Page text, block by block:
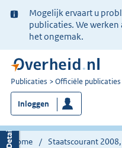
Ter
informatie:
Mogelijk ervaart u
publicaties. We werken
het ongemak.
U
bent
nu
hier:
Publicaties Officiële publicaties
Inloggen
Home Staatscourant